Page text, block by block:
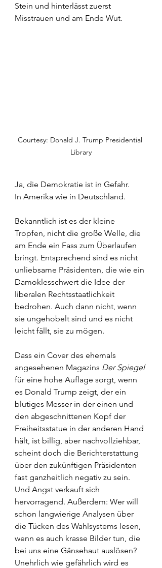
Stein und hinterlässt zuerst
Misstrauen und am Ende Wut.
Courtesy: Donald J. Trump Presidential
Library
Ja, die Demokratie ist in Gefahr.
In Amerika wie in Deutschland.
Bekanntlich ist es der kleine
Tropfen, nicht die große Welle, die
am Ende ein Fass zum Überlaufen
bringt. Entsprechend sind es nicht
unliebsame Präsidenten, die wie ein
Damoklesschwert die Idee der
liberalen Rechtsstaatlichkeit
bedrohen. Auch dann nicht, wenn
sie ungehobelt sind und es nicht
leicht fällt, sie zu mögen.
Dass ein Cover des ehemals
angesehenen Magazins Der Spiegel
für eine hohe Auflage sorgt, wenn
es Donald Trump zeigt, der ein
blutiges Messer in der einen und
den abgeschnittenen Kopf der
Freiheitsstatue in der anderen Hand
hält, ist billig, aber nachvollziehbar,
scheint doch die Berichterstattung
über den zukünftigen Präsidenten
fast ganzheitlich negativ zu sein.
Und Angst verkauft sich
hervorragend. Außerdem: Wer will
schon langwierige Analysen über
die Tücken des Wahlsystems lesen,
wenn es auch krasse Bilder tun, die
bei uns eine Gänsehaut auslösen?
Unehrlich wie gefährlich wird es